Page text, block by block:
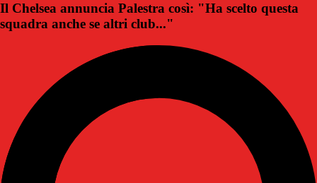
Il Chelsea annuncia Palestra così: "Ha scelto questa
squadra anche se altri club..."